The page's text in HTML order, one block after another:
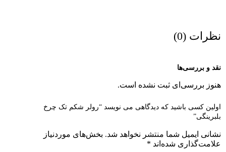
نظرات (0)
نقد و بررسی‌ها
هنوز بررسی‌ای ثبت نشده است.
اولین کسی باشید که دیدگاهی می نویسد “رولر شکم تک چرخ
بلبرینگی”
نشانی ایمیل شما منتشر نخواهد شد. بخش‌های موردنیاز
علامت‌گذاری شده‌اند *